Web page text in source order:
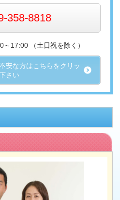
358-8818
～17:00 （土日祝を除く）
安な方はこちらをクリッ
さい